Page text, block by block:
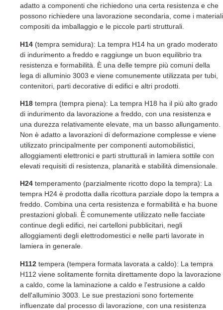
adatto a componenti che richiedono una certa resistenza e che
possono richiedere una lavorazione secondaria, come i materiali
compositi da imballaggio e le piccole parti strutturali.
H14 (tempra semidura): La tempra H14 ha un grado moderato
di indurimento a freddo e raggiunge un buon equilibrio tra
resistenza e formabilità. È una delle tempre più comuni della
lega di alluminio 3003 e viene comunemente utilizzata per tubi,
contenitori, parti decorative di edifici e altri prodotti.
H18 tempra (tempra piena): La tempra H18 ha il più alto grado
di indurimento da lavorazione a freddo, con una resistenza e
una durezza relativamente elevate, ma un basso allungamento.
Non è adatto a lavorazioni di deformazione complesse e viene
utilizzato principalmente per componenti automobilistici,
alloggiamenti elettronici e parti strutturali in lamiera sottile con
elevati requisiti di resistenza, planarità e stabilità dimensionale.
H24 temperamento (parzialmente ricotto dopo la tempra): La
tempra H24 è prodotta dalla ricottura parziale dopo la tempra a
freddo. Combina una certa resistenza e formabilità e ha buone
prestazioni globali. È comunemente utilizzato nelle facciate
continue degli edifici, nei cartelloni pubblicitari, negli
alloggiamenti degli elettrodomestici e nelle parti lavorate in
lamiera in generale.
H112 tempera (tempera formata lavorata a caldo): La tempra
H112 viene solitamente fornita direttamente dopo la lavorazione
a caldo, come la laminazione a caldo e l'estrusione a caldo
dell'alluminio 3003. Le sue prestazioni sono fortemente
influenzate dal processo di lavorazione, con una resistenza